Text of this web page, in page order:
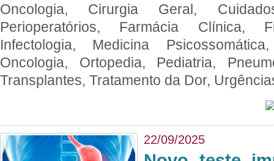
Oncologia, Cirurgia Geral,
Perioperatórios, Farmácia Clínica,
Infectologia, Medicina
Oncologia, Ortopedia, Pediatria,
Transplantes, Tratamento da Dor,
22/09/2025